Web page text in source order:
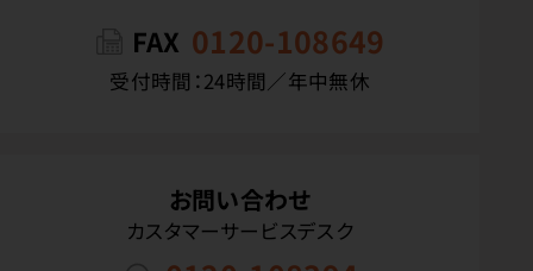
FAX 0120-108649
受付時間：24時間／年中無休
お問い合わせ
カスタマーサービスデスク